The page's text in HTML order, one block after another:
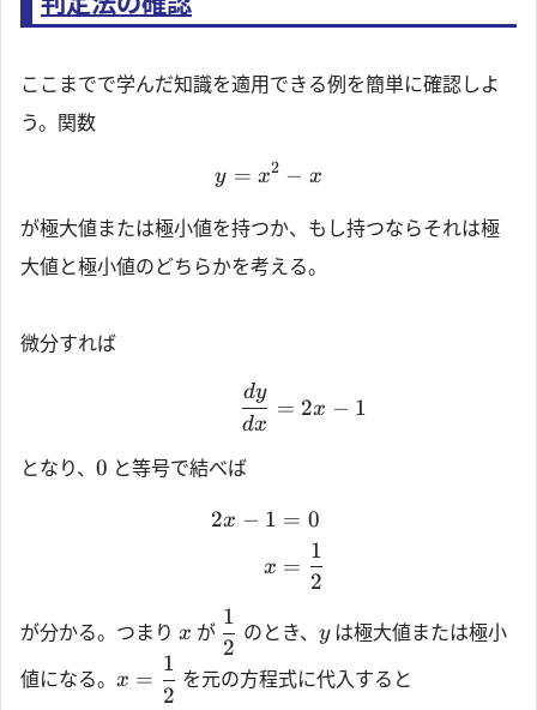
ここまでで学んだ知識を適用できる例を簡単に確認しよ
う。関数
y = x2 − x
が極大値または極小値を持つか、もし持つならそれは極
大値と極小値のどちらかを考える。
微分すれば
dx
dy
= 2x − 1
となり、 0 と等号で結べば
2x − 1
x
= 0
=
2
1
が分かる。つまり x が
2
1
のとき、 yは極大値または極小
値になる。 x =
2
1
を元の方程式に代入すると